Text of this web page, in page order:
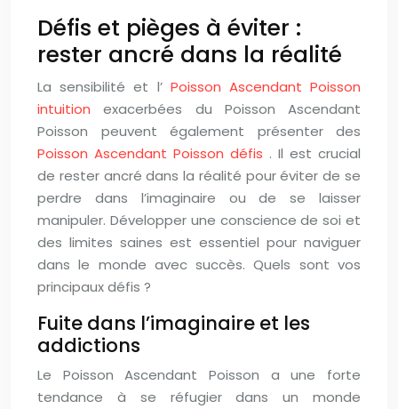
Défis et pièges à éviter :
rester ancré dans la réalité
La sensibilité et l’ Poisson Ascendant Poisson
intuitionexacerbées du Poisson Ascendant
Poisson peuvent également présenter des
Poisson Ascendant Poisson défis . Il est crucial
de rester ancré dans la réalité pour éviter de se
perdre dans l’imaginaire ou de se laisser
manipuler. Développer une conscience de soi et
des limites saines est essentiel pour naviguer
dans le monde avec succès. Quels sont vos
principaux défis ?
Fuite dans l’imaginaire et les
addictions
Le Poisson Ascendant Poisson a une forte
tendance à se réfugier dans un monde